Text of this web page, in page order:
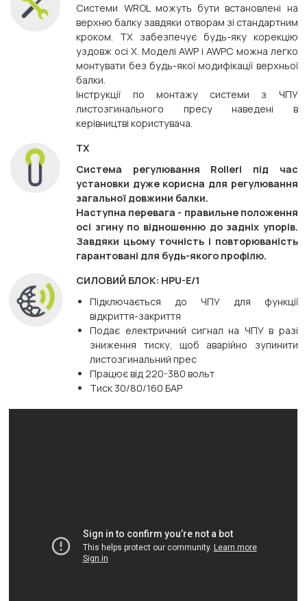
Системи WROL можуть бути встановлені на
верхню балку завдяки отворам зі стандартним
кроком. TX забезпечує будь-яку корекцію
уздовж осі X. Моделі AWP і AWPC можна легко
монтувати без будь-якої модифікації верхньої
балки.
Інструкції по монтажу системи з ЧПУ
листозгинального пресу наведені в
керівництві користувача.
TX
Система регулювання Rolleri під час
установки дуже корисна для регулювання
загальної довжини балки.
Наступна перевага - правильне положення
осі згину по відношенню до задніх упорів.
Завдяки цьому точність і повторюваність
гарантовані для будь-якого профілю.
СИЛОВИЙ БЛОК: HPU-E/1
Підключається до ЧПУ для функції
відкриття-закриття
Подає електричний сигнал на ЧПУ в разі
зниження тиску, щоб аварійно зупинити
листозгинальний прес
Працює від 220-380 вольт
Тиск 30/80/160 БАР